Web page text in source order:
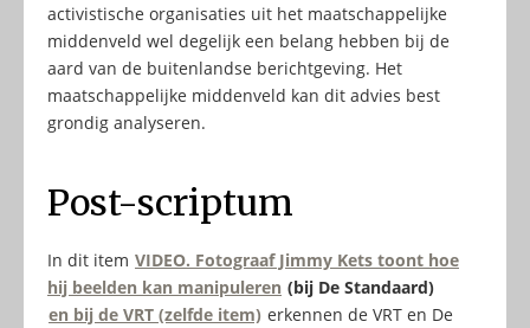
activistische organisaties uit het maatschappelijke
middenveld wel degelijk een belang hebben bij de
aard van de buitenlandse berichtgeving. Het
maatschappelijke middenveld kan dit advies best
grondig analyseren.
Post-scriptum
In dit item VIDEO. Fotograaf Jimmy Kets toont hoe
hij beelden kan manipuleren (bij De Standaard)
en bij de VRT (zelfde item) erkennen de VRT en De